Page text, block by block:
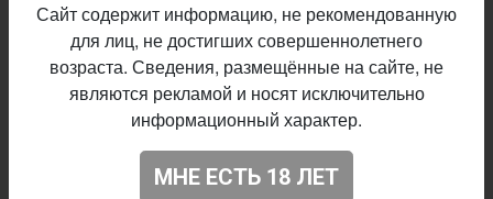
Стиль:
Pale Ale - American
Алкоголь:
5,5%
выпуска:
04.04.2026
3.979
Сайт содержит информацию, не рекомендованную
для лиц, не достигших совершеннолетнего
возраста. Сведения, размещённые на сайте, не
являются рекламой и носят исключительно
информационный характер.
МНЕ ЕСТЬ 18 ЛЕТ